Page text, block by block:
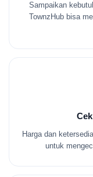
Sampaikan
TownzHub bisa
Harga dan
untuk